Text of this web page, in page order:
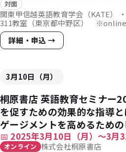
対面
関東甲信越英語教育学会（KATE）
311教室（東京都中野区） ※online
詳細・申込 →
3月10日（月）
桐原書店 英語教育セミナー
を促すための効果的な指導
ゲージメントを高めるための
📅 2025年3月10日（月）～3月
オンライン 株式会社桐原書店